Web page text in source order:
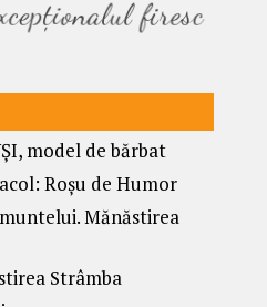
model de bărbat
Roșu de Humor
Mănăstirea
Strâmba